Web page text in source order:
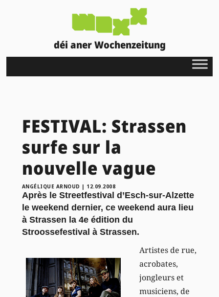
déi aner Wochenzeitung
FESTIVAL: Strassen
surfe sur la
nouvelle vague
ANGÉLIQUE ARNOUD | 12.09.2008
Après le Streetfestival d’Esch-sur-Alzette
le weekend dernier, ce weekend aura lieu
à Strassen la 4e édition du
Stroossefestival à Strassen.
Artistes de rue,
acrobates,
jongleurs et
musiciens, de